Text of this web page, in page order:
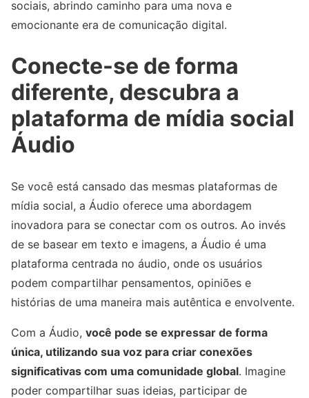
sociais, abrindo caminho para uma nova e
emocionante era de comunicação digital.
Conecte-se de forma
diferente, descubra a
plataforma de mídia social
Áudio
Se você está cansado das mesmas plataformas de
mídia social, a Áudio oferece uma abordagem
inovadora para se conectar com os outros. Ao invés
de se basear em texto e imagens, a Áudio é uma
plataforma centrada no áudio, onde os usuários
podem compartilhar pensamentos, opiniões e
histórias de uma maneira mais autêntica e envolvente.
Com a Áudio, você pode se expressar de forma
única, utilizando sua voz para criar conexões
significativas com uma comunidade global. Imagine
poder compartilhar suas ideias, participar de